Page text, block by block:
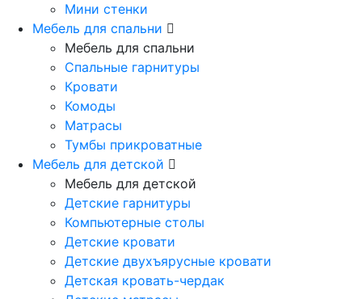
Мини стенки
Мебель для спальни
Мебель для спальни
Спальные гарнитуры
Кровати
Комоды
Матрасы
Тумбы прикроватные
Мебель для детской
Мебель для детской
Детские гарнитуры
Компьютерные столы
Детские кровати
Детские двухъярусные кровати
Детская кровать-чердак